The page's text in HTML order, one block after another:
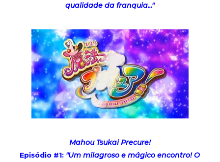
qualidade da franquia..."
Mahou Tsukai Precure!
Episódio #1: "Um milagroso e mágico encontro! O